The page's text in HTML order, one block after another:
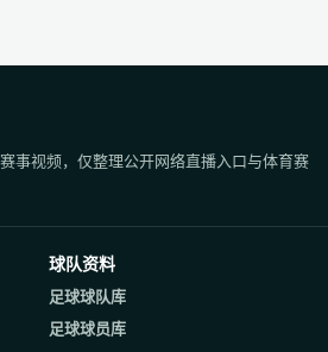
事视频，仅整理公开网络直播入口与体育赛
球队资料
足球球队库
足球球员库